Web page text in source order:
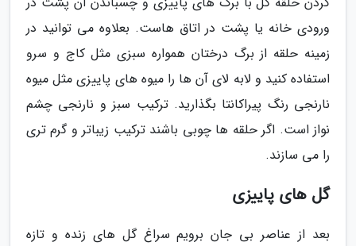
ورودی خانه یا پشت در اتاق هاست. بعلاوه می توانید در
زمینه حلقه از برگ درختان همواره سبزی مثل کاج و سرو
استفاده کنید و لابه لای آن ها را میوه های پاییزی مثل میوه
نارنجی رنگ پیراکانتا بگذارید. ترکیب سبز و نارنجی چشم
نواز است. اگر حلقه ها چوبی باشند ترکیب زیباتر و گرم تری
را می سازند.
گل های پاییزی
بعد از عناصر بی جان برویم سراغ گل های زنده و تازه